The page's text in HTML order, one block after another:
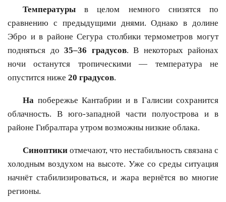
Температуры в целом немного снизятся по
сравнению с предыдущими днями. Однако в долине
Эбро и в районе Сегурa столбики термометров могут
подняться до 35–36 градусов. В некоторых районах
ночи останутся тропическими — температура не
опустится ниже 20 градусов.
На побережье Кантабрии и в Галисии сохранится
облачность. В юго-западной части полуострова и в
районе Гибралтара утром возможны низкие облака.
Синоптики отмечают, что нестабильность связана с
холодным воздухом на высоте. Уже со среды ситуация
начнёт стабилизироваться, и жара вернётся во многие
регионы.